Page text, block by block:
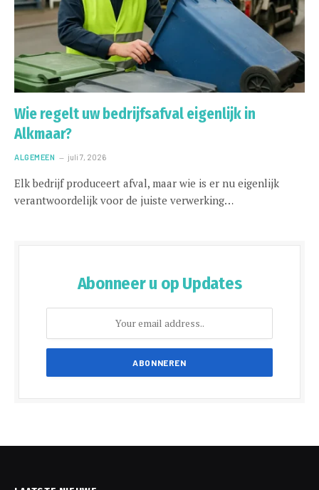
Wie regelt uw bedrijfsafval eigenlijk in
Alkmaar?
ALGEMEEN juli 7, 2026
Elk bedrijf produceert afval, maar wie is er nu eigenlijk
verantwoordelijk voor de juiste verwerking…
Abonneer u op Updates